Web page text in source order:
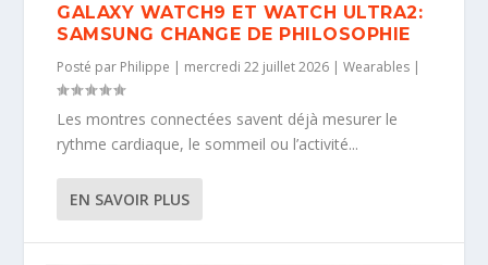
GALAXY WATCH9 ET WATCH ULTRA2:
SAMSUNG CHANGE DE PHILOSOPHIE
Posté par Philippe | mercredi 22 juillet 2026 |Wearables |
Les montres connectées savent déjà mesurer le
rythme cardiaque, le sommeil ou l’activité...
EN SAVOIR PLUS